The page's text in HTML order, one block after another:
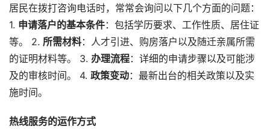
居民在拨打咨询电话时，常常会询问以下几个方面的问题：
1. 申请落户的基本条件：包括学历要求、工作性质、居住证
等。 2. 所需材料：人才引进、购房落户以及随迁亲属所需
的证明材料等。 3. 办理流程：详细的申请步骤以及可能涉
及的审核时间。 4. 政策变动：最新出台的相关政策以及实
施时间。
热线服务的运作方式